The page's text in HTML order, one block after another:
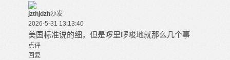
jzthjdzh沙发
2026-5-31 13:13:40
美国标准说的细，但是啰里啰唆地就那么几个事
点评
回复